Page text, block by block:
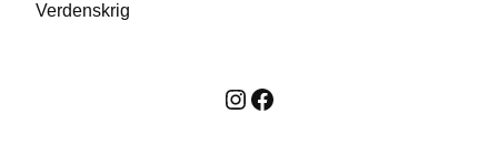
Verdenskrig
Instagram
Facebook